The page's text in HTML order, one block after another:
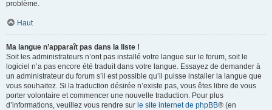
problème.
Haut
Ma langue n’apparaît pas dans la liste !
Soit les administrateurs n’ont pas installé votre langue sur le forum, soit le
logiciel n’a pas encore été traduit dans votre langue. Essayez de demander à
un administrateur du forum s’il est possible qu’il puisse installer la langue que
vous souhaitez. Si la traduction désirée n’existe pas, vous êtes libre de vous
porter volontaire et commencer une nouvelle traduction. Pour plus
d’informations, veuillez vous rendre sur le site internet de phpBB® (en